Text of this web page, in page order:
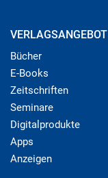
VERLAGSANGEBOT
Bücher
E-Books
Zeitschriften
Seminare
Digitalprodukte
Apps
Anzeigen